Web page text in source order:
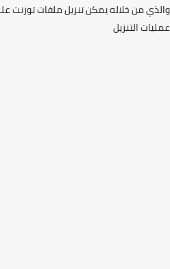
من خلاله يمكن تنزيل ملفات تورنت
التنزيل